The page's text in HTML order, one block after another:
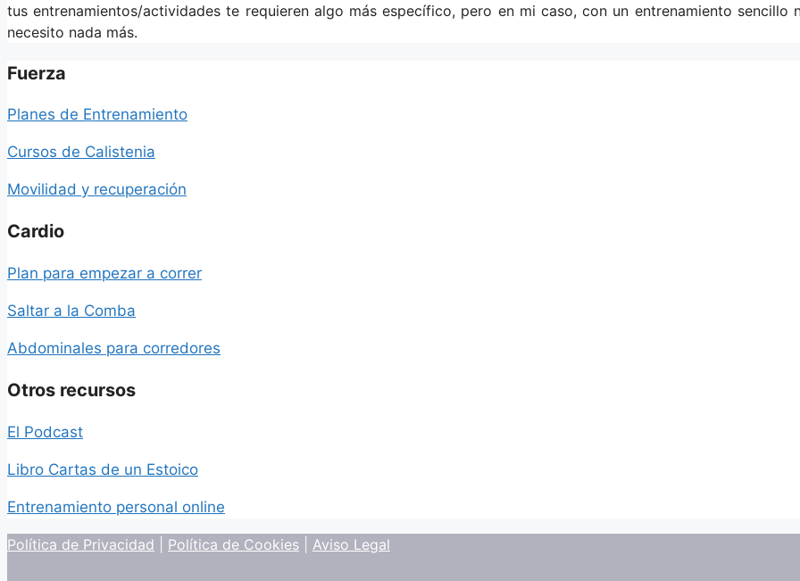
tus entrenamientos/actividades te requieren algo más específico, pero en mi caso, con un entrenamiento sencillo
necesito nada más.
Fuerza
Planes de Entrenamiento
Cursos de Calistenia
Movilidad y recuperación
Cardio
Plan para empezar a correr
Saltar a la Comba
Abdominales para corredores
Otros recursos
El Podcast
Libro Cartas de un Estoico
Entrenamiento personal online
Política de Privacidad Política de Cookies Aviso Legal